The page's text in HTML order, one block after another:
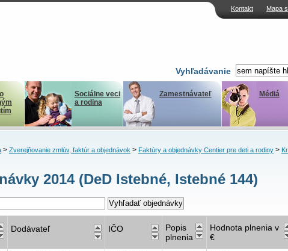
Kontakt Mapa
Vyhľadávanie
Sociálne veci
a rodina
Zamestnávateľ Médiá
> Zverejňovanie zmlúv, faktúr a objednávok> Faktúry a objednávky Centier pre deti a rodiny>
2014 (DeD Istebné, Istebné 144)
Dodávateľ IČO
Popis
plnenia
Hodnota plnenia v
€